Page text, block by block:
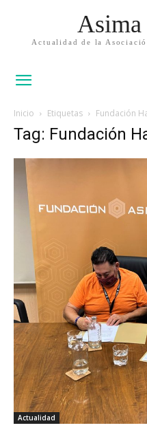
Actualidad de la
Inicio Etiquetas Fundación
Tag: Fundación
Actualidad